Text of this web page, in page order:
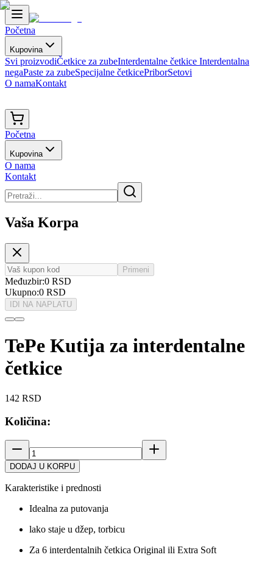
Početna
Kupovina
Svi proizvodiČetkice za zubeInterdentalne četkice Interdentalna
negaPaste za zubeSpecijalne četkicePriborSetovi
O namaKontakt
Početna
Kupovina
O nama
Kontakt
Vaša Korpa
Primeni
Međuzbir:0 RSD
Ukupno:0 RSD
IDI NA NAPLATU
TePe Kutija za interdentalne
četkice
142 RSD
Količina:
DODAJ U KORPU
Karakteristike i prednosti
Idealna za putovanja
lako staje u džep, torbicu
Za 6 interdentalnih četkica Original ili Extra Soft